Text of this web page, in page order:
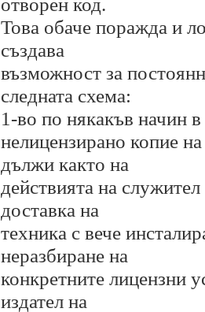
Това обаче поражда и
създава
възможност за
следната схема:
1-во по някакъв начин
нелицензирано копие
дължи както на
действията на
доставка на
техника с вече
неразбиране на
конкретните лицензни
издател на